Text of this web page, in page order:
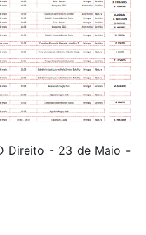
Direito - 23 de Maio -